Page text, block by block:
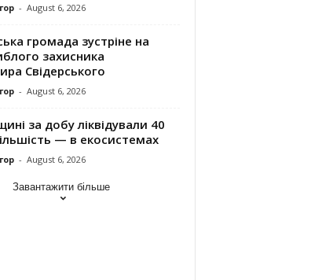
- August 6, 2026
громада зустріне на
захисника
Свідерського
- August 6, 2026
за добу ліквідували 40
— в екосистемах
- August 6, 2026
Завантажити більше